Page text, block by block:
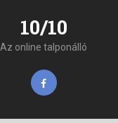
10/10
Az online talponálló